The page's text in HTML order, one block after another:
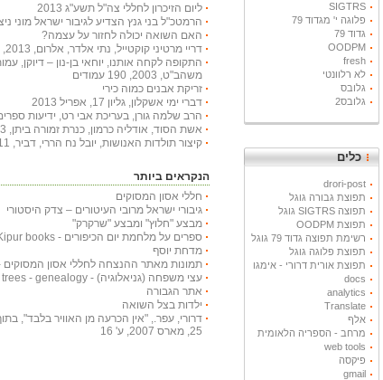
SIGTRS
פלוגה י' מגדוד 79
גדוד 79
OODPM
fresh
לא רלוונטי
גלובס
גלובס2
כלים
drori-post
תפוצת גבורה גוגל
תפוצה SIGTRS גוגל
תפוצת OODPM
רשימת תפוצה גדוד 79 גוגל
תפוצת פלוגה גוגל
תפוצת אורית דרורי - אימגו
docs
analytics
Translate
אלף
מרחב - הספריה הלאומית
web tools
פיקסה
gmail
ליום הזיכרון לחללי צה"ל תשע"ג 2013
הרמטכ"ל בני גנץ הצדיע לגיבור ישראל מוני
האם השואה יכולה לחזור על עצמה?
דריי מרטיני קוקטייל, נתי אלדר, אלרום, 2013, 192 עמודים
התקופה לקחה אותנו, יוחאי בן-נון – דיוקן,
משהב"ט, 2003, 190 עמודים
זריקת אבנים כמוה כירי
דברי ימי אשקלון, גליון 17, אפריל 2013
הרב שלמה גורן, בעריכת אבי רט, ידיעות ספרים, 2013, 366
אשת הסוד, אודליה כרמון, כנרת זמורה ביתן, 2013, 222 עמודים
קיצור תולדות האנושות, יובל נח הררי, דביר, 2011, 447 עמודים
הנקראים ביותר
חללי אסון המסוקים
גיבורי ישראל מרובי העיטורים – צדק היסטורי
מבצע "חלוץ" ומבצע "שרקרק"
ספרים על מלחמת יום הכיפורים - Yom Kipur books
מדחת יוסף
תמונות מאתר ההנצחה לחללי אסון המסוקים -
עצי משפחה (גניאלוגיה) - Family trees - genealogy
אתר הגבורה
ילדות בצל השואה
דרורי, עפר., "אין הכרעה מן האוויר בלבד",
25, מארס 2007, ע' 16